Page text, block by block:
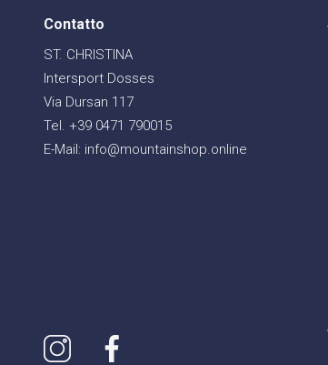
Contatto
ST. CHRISTINA
Intersport Dosses
Via Dursan 117
Tel. +39 0471 790015
E-Mail: info@mountainshop.online